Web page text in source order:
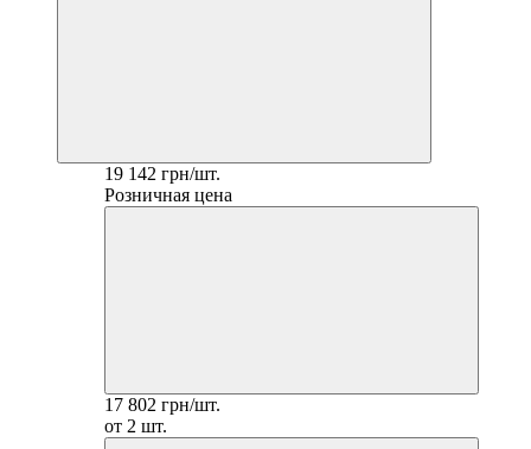
19 142 грн/шт.
Розничная цена
17 802 грн/шт.
от 2 шт.